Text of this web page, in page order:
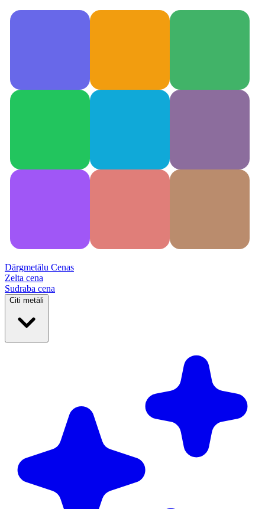
Dārgmetālu Cenas
Zelta cena
Sudraba cena
Citi metāli